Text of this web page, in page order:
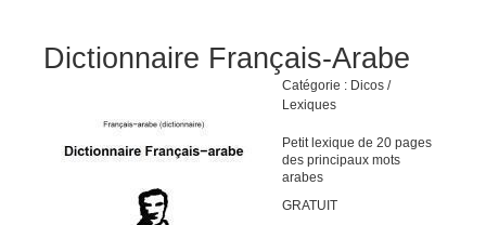
Dictionnaire Français-Arabe
Catégorie : Dicos /
Lexiques
Petit lexique de 20 pages
des principaux mots
arabes
GRATUIT